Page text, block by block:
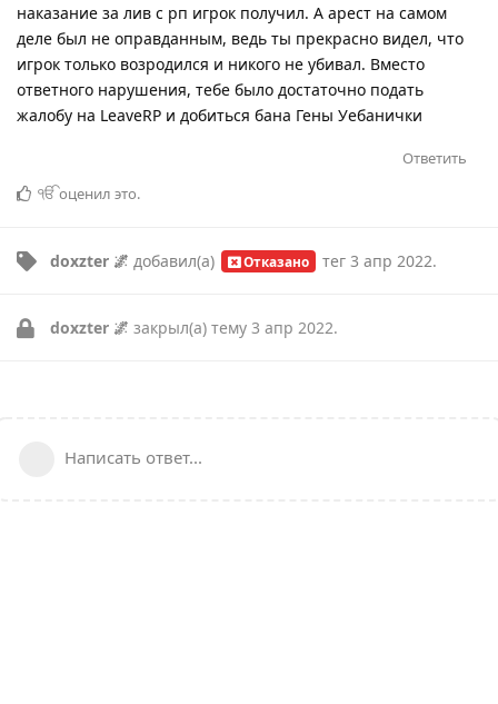
наказание за лив с рп игрок получил. А арест на самом
деле был не оправданным, ведь ты прекрасно видел, что
игрок только возродился и никого не убивал. Вместо
ответного нарушения, тебе было достаточно подать
жалобу на LeaveRP и добиться бана Гены Уебанички
Ответить
ੴоценил это.
doxzter 🌌 добавил(а) Отказано тег 3 апр 2022.
doxzter 🌌 закрыл(а) тему 3 апр 2022.
Написать ответ...